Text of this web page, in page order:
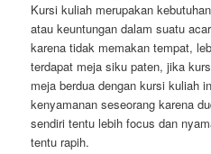
Kursi kuliah merupakan
atau keuntungan dalam suatu
karena tidak memakan tempat,
terdapat meja siku paten, jika
meja berdua dengan kursi kuliah
kenyamanan seseorang karena
sendiri tentu lebih focus dan
tentu rapih.